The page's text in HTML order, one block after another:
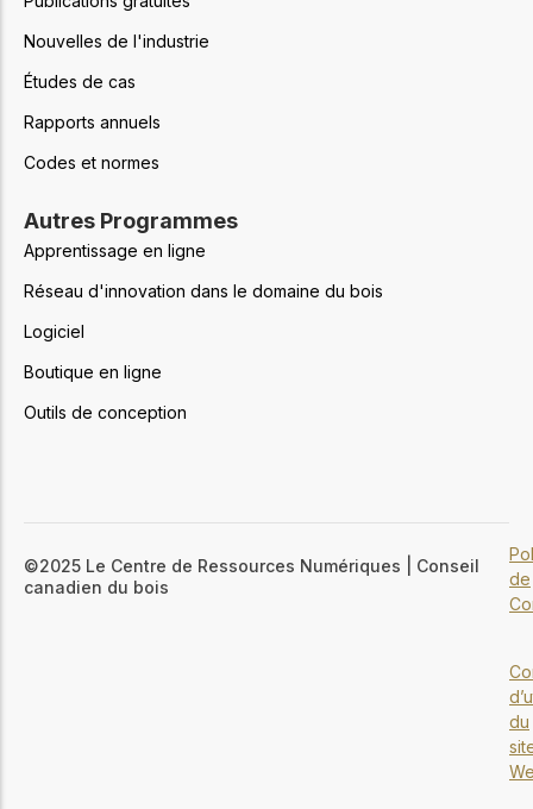
Nouvelles de l'industrie
Études de cas
Rapports annuels
Codes et normes
Autres Programmes
Apprentissage en ligne
Réseau d'innovation dans le domaine du bois
Logiciel
Boutique en ligne
Outils de conception
©2025 Le Centre de Ressources Numériques | Conseil
canadien du bois
de
du